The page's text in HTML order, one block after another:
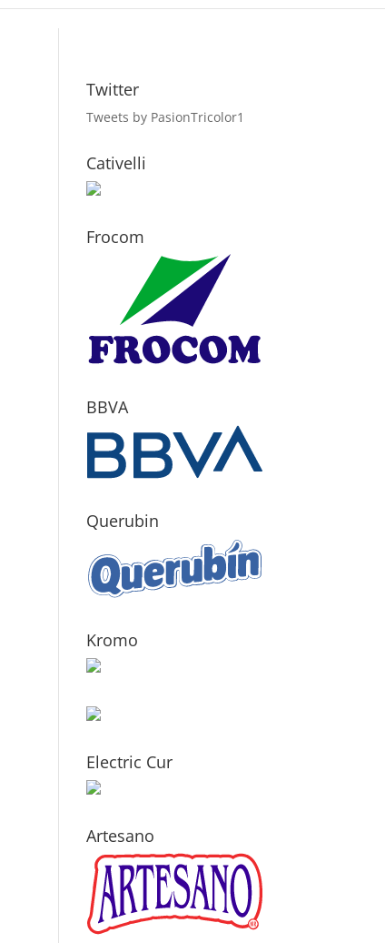
Twitter
Tweets by PasionTricolor1
Cativelli
Frocom
BBVA
Querubin
Kromo
Electric Cur
Artesano